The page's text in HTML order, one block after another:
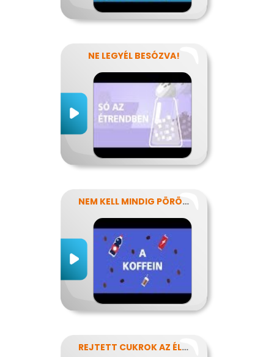
NE LEGYÉL BESÓZVA!
NEM KELL MINDIG PÖRÖGNI
REJTETT CUKROK AZ ÉLELMISZEREINKBEN